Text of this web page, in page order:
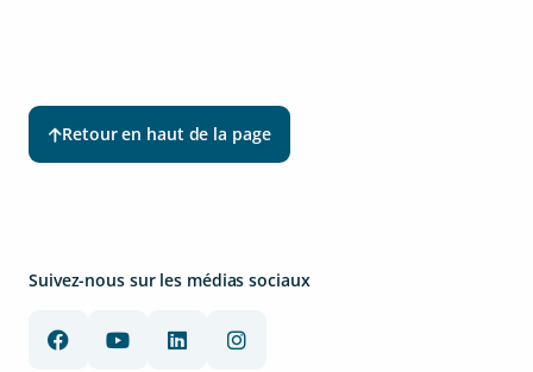
Retour en haut de la page
Suivez-nous sur les médias sociaux